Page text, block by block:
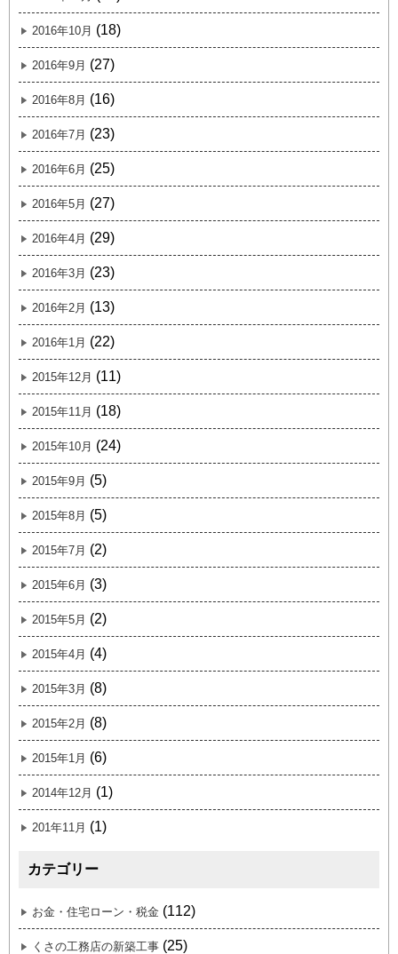
2016年10月 (18)
2016年9月 (27)
2016年8月 (16)
2016年7月 (23)
2016年6月 (25)
2016年5月 (27)
2016年4月 (29)
2016年3月 (23)
2016年2月 (13)
2016年1月 (22)
2015年12月 (11)
2015年11月 (18)
2015年10月 (24)
2015年9月 (5)
2015年8月 (5)
2015年7月 (2)
2015年6月 (3)
2015年5月 (2)
2015年4月 (4)
2015年3月 (8)
2015年2月 (8)
2015年1月 (6)
2014年12月 (1)
201年11月 (1)
カテゴリー
お金・住宅ローン・税金 (112)
くさの工務店の新築工事 (25)